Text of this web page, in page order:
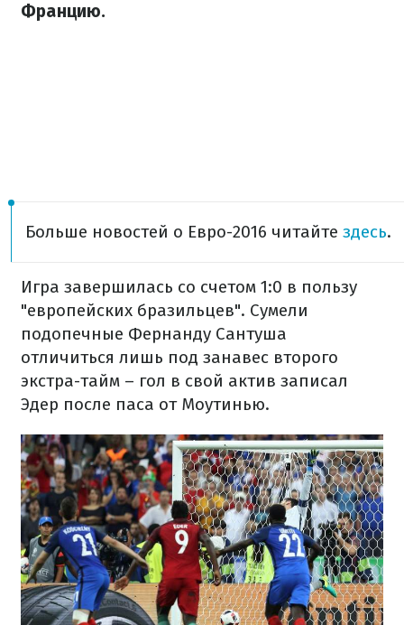
Францию.
Больше новостей о Евро-2016 читайте здесь.
Игра завершилась со счетом 1:0 в пользу
"европейских бразильцев". Сумели
подопечные Фернанду Сантуша
отличиться лишь под занавес второго
экстра-тайм – гол в свой актив записал
Эдер после паса от Моутинью.